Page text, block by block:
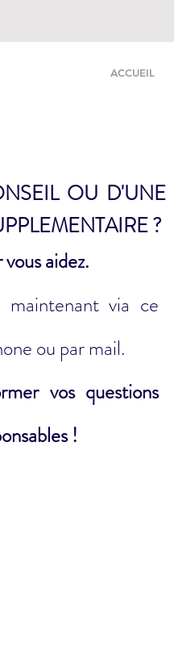
ACCUEIL
OU D'UNE
?
aidez.
maintenant via ce
ou par mail.
vos questions
!